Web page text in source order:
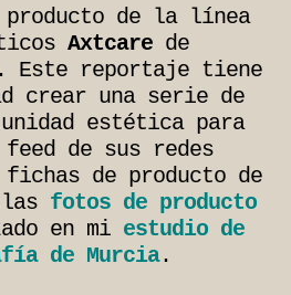
producto de la línea
Axtcare de
Este reportaje tiene
crear una serie de
unidad estética para
de sus redes
de producto de
las fotos de producto
en mi estudio de
de Murcia.